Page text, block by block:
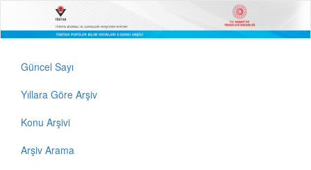
Güncel Sayı
Yıllara Göre Arşiv
Konu Arşivi
Arşiv Arama